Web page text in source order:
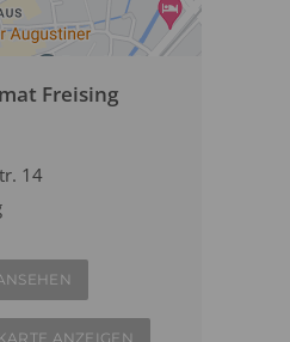
Freising
14
ANZEIGEN